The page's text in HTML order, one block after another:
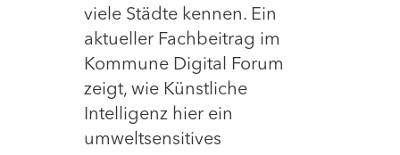
viele Städte kennen. Ein
aktueller Fachbeitrag im
Kommune Digital Forum
zeigt, wie Künstliche
Intelligenz hier ein
umweltsensitives